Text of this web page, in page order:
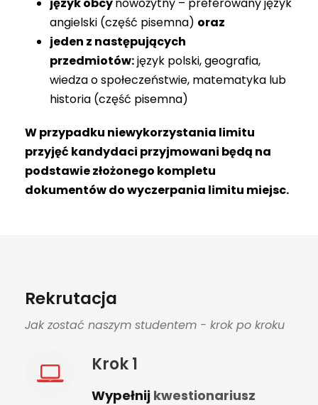
angielski (część pisemna) oraz
jeden z następujących
przedmiotów:język polski, geografia,
wiedza o społeczeństwie, matematyka lub
historia (część pisemna)
W przypadku niewykorzystania limitu
przyjęć kandydaci przyjmowani będą na
podstawie złożonego kompletu
dokumentów do wyczerpania limitu miejsc.
Rekrutacja
Jak zostać naszym studentem - krok po kroku
Krok 1
Wypełnij kwestionariusz